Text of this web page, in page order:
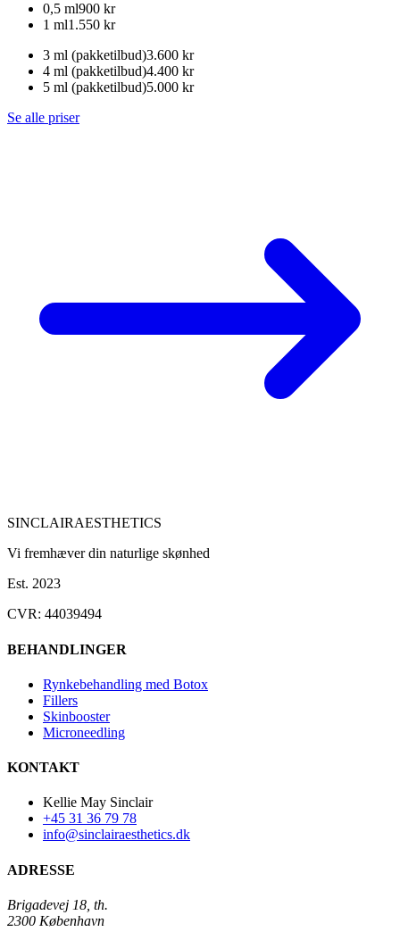
0,5 ml900 kr
1 ml1.550 kr
3 ml (pakketilbud)3.600 kr
4 ml (pakketilbud)4.400 kr
5 ml (pakketilbud)5.000 kr
Se alle priser
SINCLAIRAESTHETICS
Vi fremhæver din naturlige skønhed
Est. 2023
CVR: 44039494
BEHANDLINGER
Rynkebehandling med Botox
Fillers
Skinbooster
Microneedling
KONTAKT
Kellie May Sinclair
+45 31 36 79 78
info@sinclairaesthetics.dk
ADRESSE
Brigadevej 18, th.
2300 København